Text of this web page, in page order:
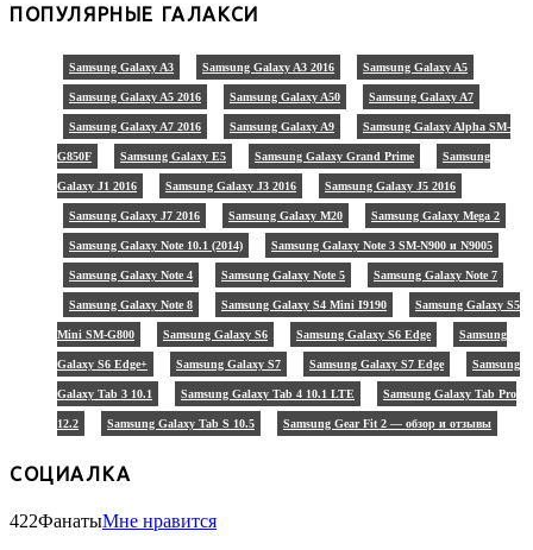
ПОПУЛЯРНЫЕ ГАЛАКСИ
Samsung Galaxy A3 Samsung Galaxy A3 2016 Samsung Galaxy A5
Samsung Galaxy A5 2016 Samsung Galaxy A50 Samsung Galaxy A7
Samsung Galaxy A7 2016 Samsung Galaxy A9 Samsung Galaxy Alpha SM-
G850F Samsung Galaxy E5 Samsung Galaxy Grand Prime Samsung
Galaxy J1 2016 Samsung Galaxy J3 2016 Samsung Galaxy J5 2016
Samsung Galaxy J7 2016 Samsung Galaxy M20 Samsung Galaxy Mega 2
Samsung Galaxy Note 10.1 (2014) Samsung Galaxy Note 3 SM-N900 и N9005
Samsung Galaxy Note 4 Samsung Galaxy Note 5 Samsung Galaxy Note 7
Samsung Galaxy Note 8 Samsung Galaxy S4 Mini I9190 Samsung Galaxy S5
Mini SM-G800 Samsung Galaxy S6 Samsung Galaxy S6 Edge Samsung
Galaxy S6 Edge+ Samsung Galaxy S7 Samsung Galaxy S7 Edge Samsung
Galaxy Tab 3 10.1 Samsung Galaxy Tab 4 10.1 LTE Samsung Galaxy Tab Pro
12.2 Samsung Galaxy Tab S 10.5 Samsung Gear Fit 2 — обзор и отзывы
СОЦИАЛКА
422ФанатыМне нравится